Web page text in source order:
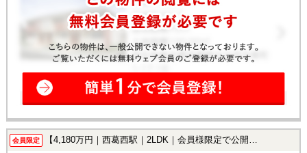
会員限定 【4,180万円｜西葛西駅｜2LDK｜会員様限定で公開中！】